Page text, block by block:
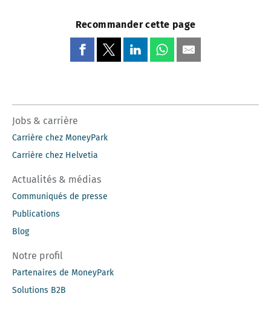
Recommander cette page
Jobs & carrière
Carrière chez MoneyPark
Carrière chez Helvetia
Actualités & médias
Communiqués de presse
Publications
Blog
Notre profil
Partenaires de MoneyPark
Solutions B2B